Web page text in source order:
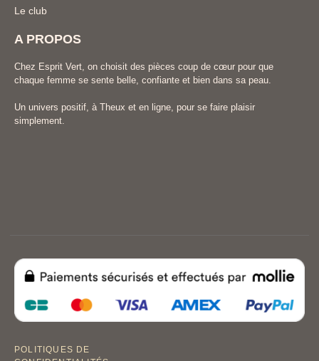
Le club
A PROPOS
Chez Esprit Vert, on choisit des pièces coup de cœur pour que
chaque femme se sente belle, confiante et bien dans sa peau.
Un univers positif, à Theux et en ligne, pour se faire plaisir
simplement.
POLITIQUES DE